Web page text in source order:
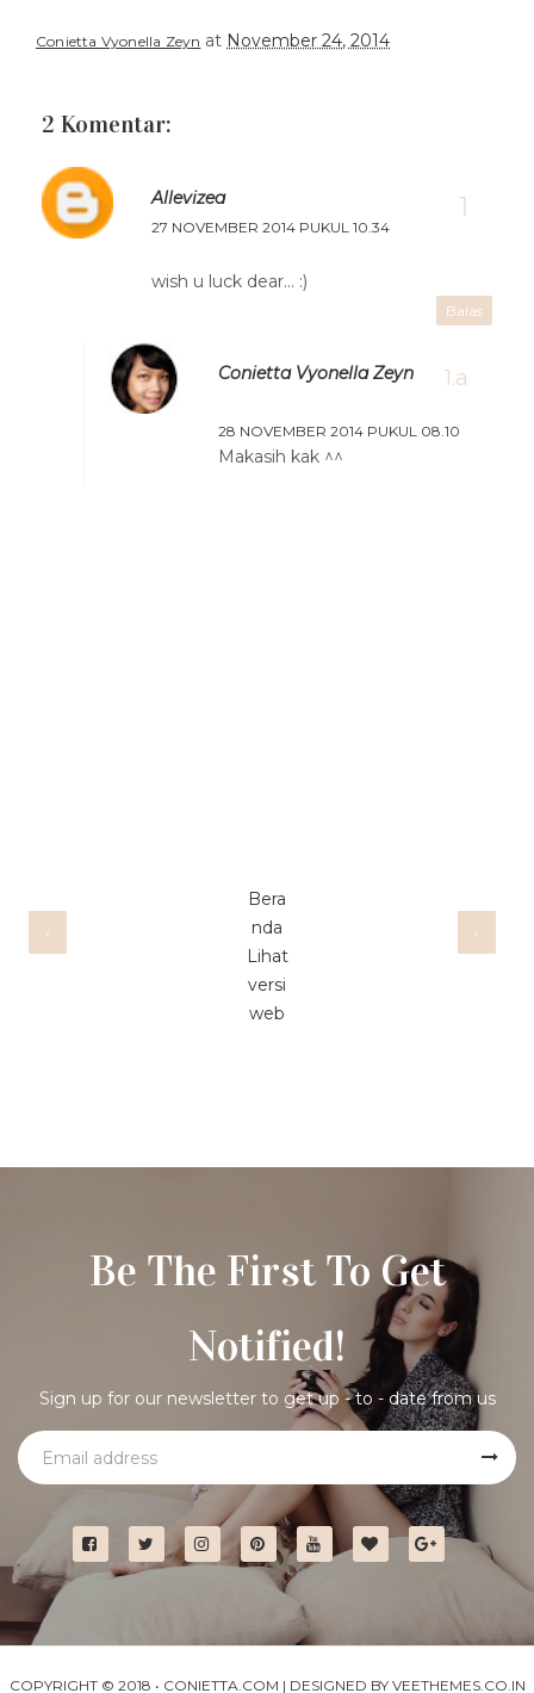
Conietta Vyonella Zeyn at November 24, 2014
2 Komentar:
Allevizea
27 NOVEMBER 2014 PUKUL 10.34
wish u luck dear... :)
Balas
Conietta Vyonella Zeyn
28 NOVEMBER 2014 PUKUL 08.10
Makasih kak ^^
‹ ›
Bera
nda
Lihat
versi
web
Be The First To Get
Notified!
Sign up for our newsletter to get up - to - date from us
COPYRIGHT © 2018 • CONIETTA.COM | DESIGNED BY VEETHEMES.CO.IN